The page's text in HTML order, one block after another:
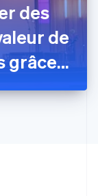
des
de
grâce à